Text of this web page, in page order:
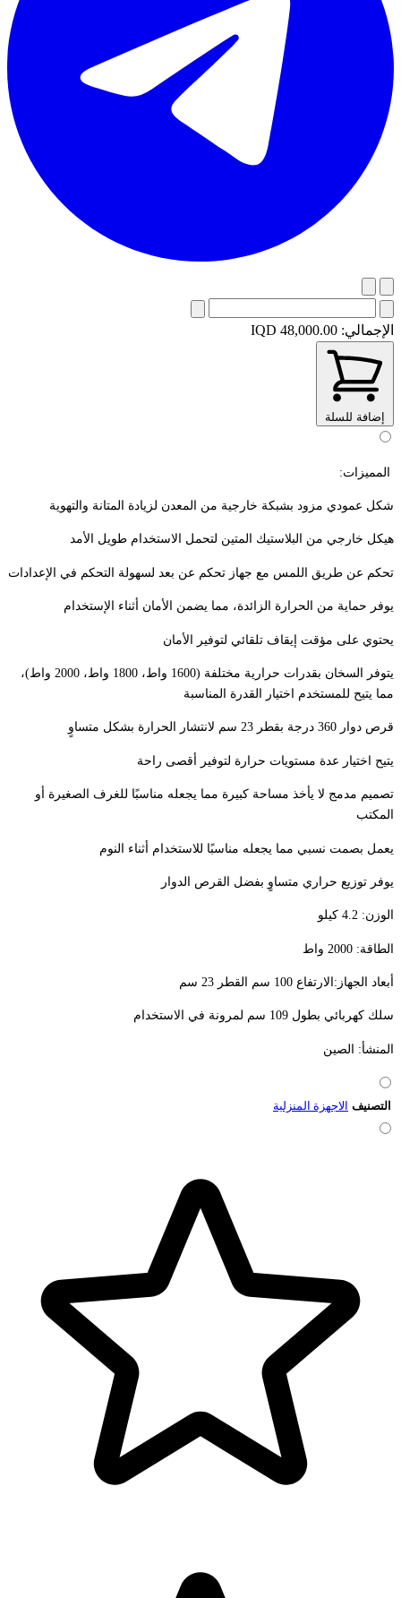
الإجمالي: IQD 48,000.00
إضافة للسلة
المميزات:
شكل عمودي مزود بشبكة خارجية من المعدن لزيادة المتانة والتهوية
هيكل خارجي من البلاستيك المتين لتحمل الاستخدام طويل الأمد
تحكم عن طريق اللمس مع جهاز تحكم عن بعد لسهولة التحكم في الإعدادات
يوفر حماية من الحرارة الزائدة، مما يضمن الأمان أثناء الإستخدام
يحتوي على مؤقت إيقاف تلقائي لتوفير الأمان
يتوفر السخان بقدرات حرارية مختلفة (1600 واط، 1800 واط، 2000 واط)،
مما يتيح للمستخدم اختيار القدرة المناسبة
قرص دوار 360 درجة بقطر 23 سم لانتشار الحرارة بشكل متساوٍ
يتيح اختيار عدة مستويات حرارة لتوفير أقصى راحة
تصميم مدمج لا يأخذ مساحة كبيرة مما يجعله مناسبًا للغرف الصغيرة أو
المكتب
يعمل بصمت نسبي مما يجعله مناسبًا للاستخدام أثناء النوم
يوفر توزيع حراري متساوٍ بفضل القرص الدوار
الوزن: 4.2 كيلو
الطاقة: 2000 واط
أبعاد الجهاز:الارتفاع 100 سم القطر 23 سم
سلك كهربائي بطول 109 سم لمرونة في الاستخدام
المنشأ: الصين
التصنيف الاجهزة المنزلية